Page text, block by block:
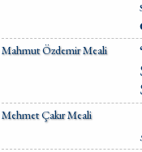
Mahmut Özdemir Meali
Mehmet Çakır Meali